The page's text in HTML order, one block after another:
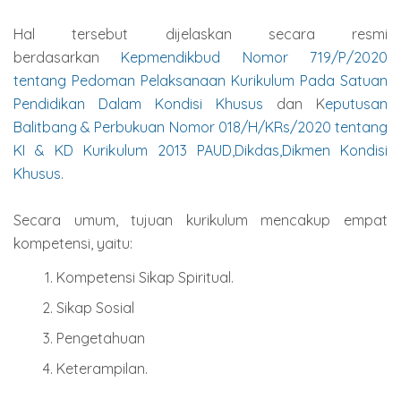
Hal tersebut dijelaskan secara resmi
berdasarkan Kepmendikbud Nomor 719/P/2020
tentang Pedoman Pelaksanaan Kurikulum Pada Satuan
Pendidikan Dalam Kondisi Khusus dan Keputusan
Balitbang & Perbukuan Nomor 018/H/KRs/2020 tentang
KI & KD Kurikulum 2013 PAUD,Dikdas,Dikmen Kondisi
Khusus.
Secara umum, tujuan kurikulum mencakup empat
kompetensi, yaitu:
Kompetensi Sikap Spiritual.
Sikap Sosial
Pengetahuan
Keterampilan.